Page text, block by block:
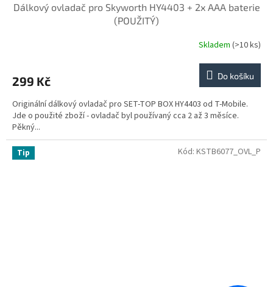
Dálkový ovladač pro Skyworth HY4403 + 2x AAA baterie
(POUŽITÝ)
Skladem (>10 ks)
299 Kč Do košíku
Originální dálkový ovladač pro SET-TOP BOX HY4403 od T-Mobile.
Jde o použité zboží - ovladač byl používaný cca 2 až 3 měsíce.
Pěkný...
Tip Kód: KSTB6077_OVL_P